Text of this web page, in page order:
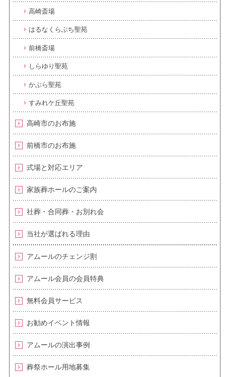
高崎斎場
はるなくらぶち聖苑
前橋斎場
しらゆり聖苑
かぶら聖苑
すみれケ丘聖苑
高崎市のお布施
前橋市のお布施
式場と対応エリア
家族葬ホールのご案内
社葬・合同葬・お別れ会
当社が選ばれる理由
アムールのチェンジ割
アムール会員の会員特典
無料会員サービス
お勧めイベント情報
アムールの演出事例
葬祭ホール用地募集